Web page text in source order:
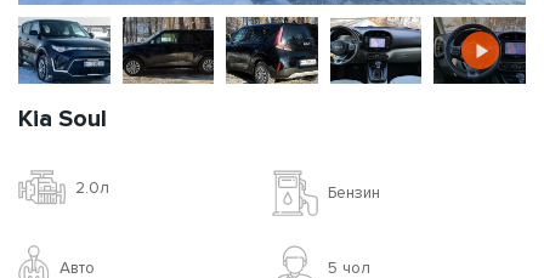
Kia Soul
2.0л Бензин
Авто 5 чoл